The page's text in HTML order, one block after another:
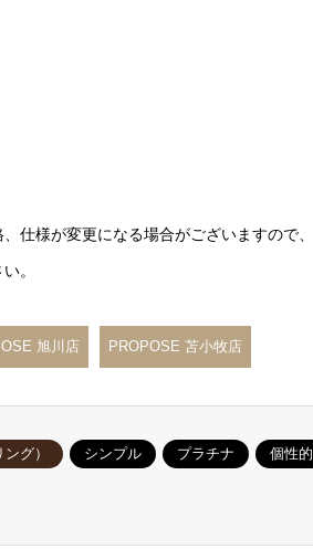
仕様が変更になる場合がございますので、
。
旭川店 PROPOSE 苫小牧店
グ） シンプル プラチナ
個性的